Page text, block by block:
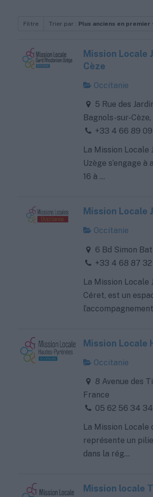
Filtre Trier par : Plus anciens en premier
Mission Locale
Cèze
Occitanie
5 Rue des
Bagnols-sur-
+33 4 66 89
La Mission Locale
Uzège s’engage
16 à ...
Mission Locale
Occitanie
6 Bd Simon
+33 4 68 87
La Mission Locale
Céret, est un
Mission Locale
Occitanie
8 Avenue des
France
05 62 56 34 34
La Mission Locale
représente un
dans la rég...
Mission locale